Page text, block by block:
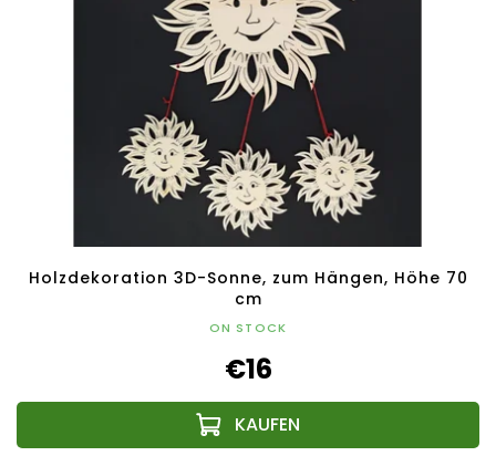
Holzdekoration 3D-Sonne, zum Hängen, Höhe 70
cm
ON STOCK
€16